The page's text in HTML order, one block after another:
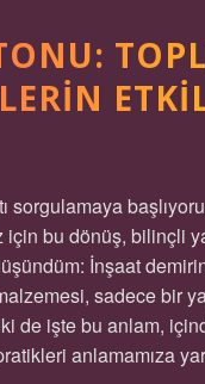
sorgulamaya
bu dönüş, bilinçli
İnşaat
sadece bir
de işte bu anlam,
anlamamıza